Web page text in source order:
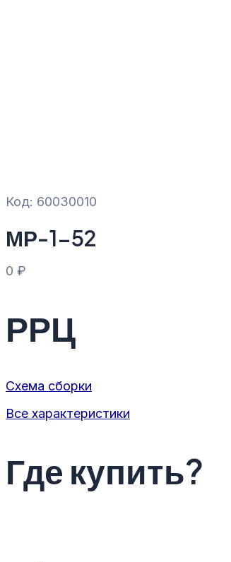
Код: 60030010
МР-1-52
0 ₽
РРЦ
Схема сборки
Все характеристики
Где купить?